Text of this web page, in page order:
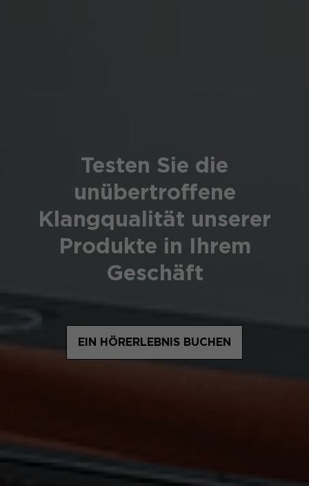
Testen Sie die
unübertroffene
Klangqualität unserer
Produkte in Ihrem
Geschäft
EIN HÖRERLEBNIS BUCHEN